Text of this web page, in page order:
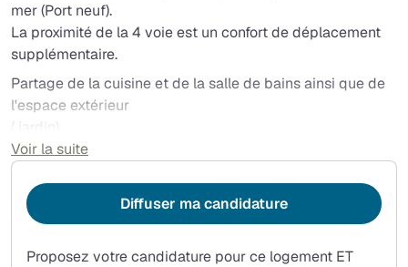
mer (Port neuf).
La proximité de la 4 voie est un confort de déplacement
supplémentaire.
Partage de la cuisine et de la salle de bains ainsi que de
l'espace extérieur
( jardin).
Respect et soin des lieux exigés.
Présence d'animaux ( chien et chat)
Voir la suite
Proposez votre candidature pour ce logement ET
Diffuser ma candidature